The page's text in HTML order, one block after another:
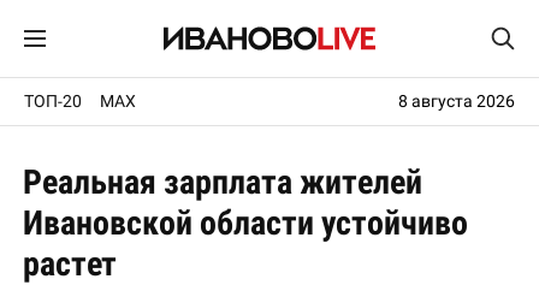
ТОП-20 MAX 8 августа 2026
Реальная зарплата жителей
Ивановской области устойчиво
растет